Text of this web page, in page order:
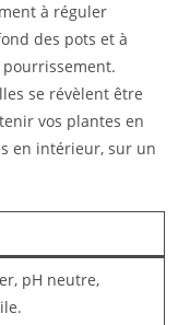
à réguler
des pots et à
se révèlent être
vos plantes en
en intérieur, sur un
pH neutre,